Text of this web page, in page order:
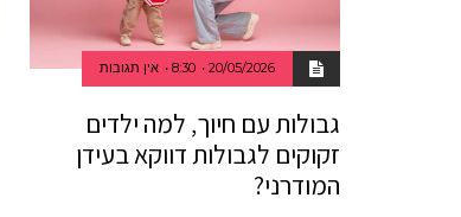
20/05/2026
8:30 אין תגובות
גבולות עם חיוך, למה ילדים
זקוקים לגבולות דווקא בעידן
המודרני?